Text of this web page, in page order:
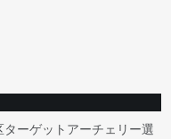
ターゲットアーチェリー選